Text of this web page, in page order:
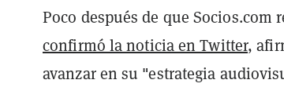
Poco después de que Socios.com
confirmó la noticia en Twitter,
avanzar en su "estrategia